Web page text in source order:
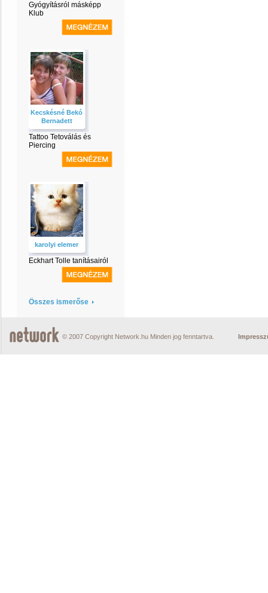
Gyógyításról másképp
Klub
Kecskésné Bekó
Bernadett
Tattoo Tetoválás és
Piercing
karolyi elemer
Eckhart Tolle tanításairól
Összes ismerőse
© 2007 Copyright Network.hu Minden jog fenntartva.